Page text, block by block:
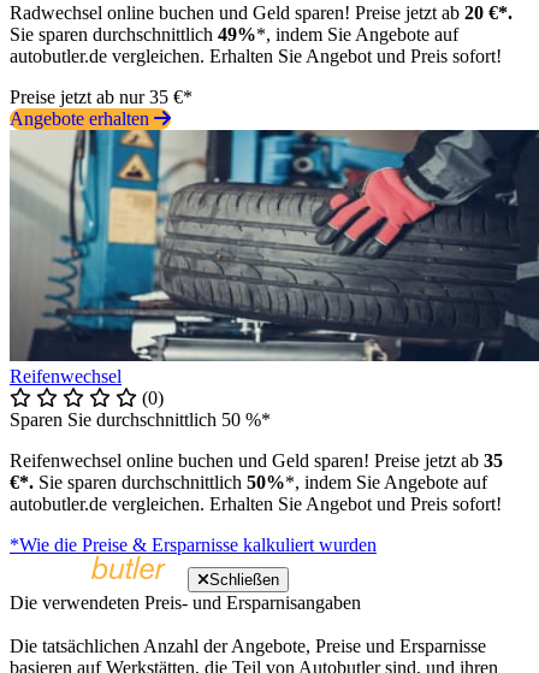
Radwechsel online buchen und Geld sparen! Preise jetzt ab 20 €*.
Sie sparen durchschnittlich 49%*, indem Sie Angebote auf
autobutler.de vergleichen. Erhalten Sie Angebot und Preis sofort!
Preise jetzt ab nur 35 €*
Angebote erhalten
Reifenwechsel
(0)
Sparen Sie durchschnittlich 50 %*
Reifenwechsel online buchen und Geld sparen! Preise jetzt ab 35
€*. Sie sparen durchschnittlich 50%*, indem Sie Angebote auf
autobutler.de vergleichen. Erhalten Sie Angebot und Preis sofort!
*Wie die Preise & Ersparnisse kalkuliert wurden
Schließen
Die verwendeten Preis- und Ersparnisangaben
Die tatsächlichen Anzahl der Angebote, Preise und Ersparnisse
basieren auf Werkstätten, die Teil von Autobutler sind, und ihren